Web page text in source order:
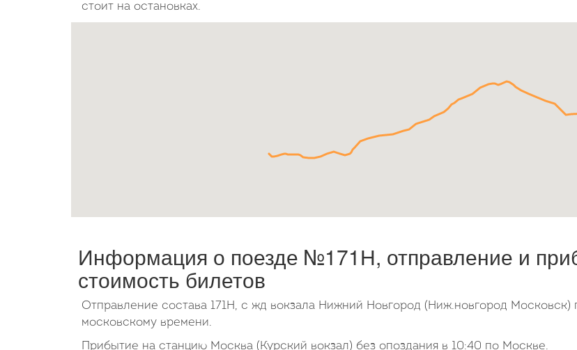
стоит на остановках.
Информация о поезде №171Н, отправление и
стоимость билетов
Отправление состава 171Н, с жд вокзала Нижний Новгород (Ниж.новгород
московскому времени.
Прибытие на станцию Москва (Курский вокзал) без опоздания в 10:40 по Москве.